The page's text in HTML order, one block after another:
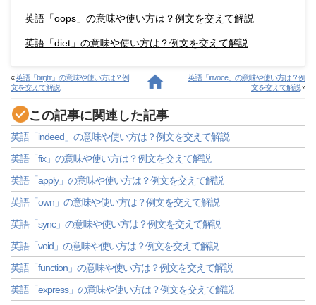
英語「oops」の意味や使い方は？例文を交えて解説
英語「diet」の意味や使い方は？例文を交えて解説
«英語「bright」の意味や使い方は？例
文を交えて解説
英語「invoice」の意味や使い方は？例
文を交えて解説»
この記事に関連した記事
英語「indeed」の意味や使い方は？例文を交えて解説
英語「fix」の意味や使い方は？例文を交えて解説
英語「apply」の意味や使い方は？例文を交えて解説
英語「own」の意味や使い方は？例文を交えて解説
英語「sync」の意味や使い方は？例文を交えて解説
英語「void」の意味や使い方は？例文を交えて解説
英語「function」の意味や使い方は？例文を交えて解説
英語「express」の意味や使い方は？例文を交えて解説